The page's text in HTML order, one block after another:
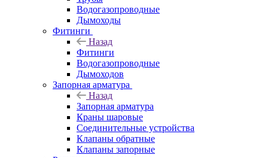
Водогазопроводные
Дымоходы
Фитинги
Назад
Фитинги
Водогазопроводные
Дымоходов
Запорная арматура
Назад
Запорная арматура
Краны шаровые
Соединительные устройства
Клапаны обратные
Клапаны запорные